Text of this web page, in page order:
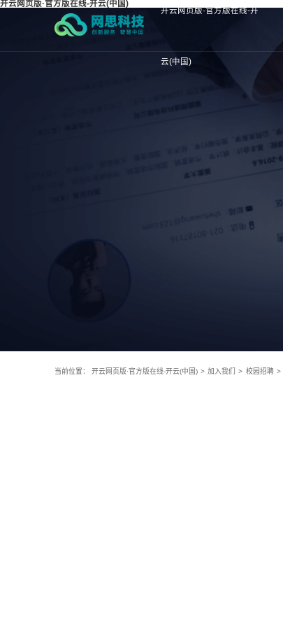
开云网页版·官方版在线-开云(中国)
开云网页版·官方版在线-开
云(中国)
当前位置： 开云网页版·官方版在线-开云(中国) > 加入我们 > 校园招聘 >